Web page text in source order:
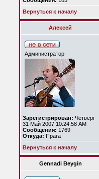
Вернуться к началу
Алексей
Администратор
Зарегистрирован: Четверг
31 Май 2007 10:24:58 AM
Сообщения: 1769
Откуда: Прага
Вернуться к началу
Gennadi Beygin